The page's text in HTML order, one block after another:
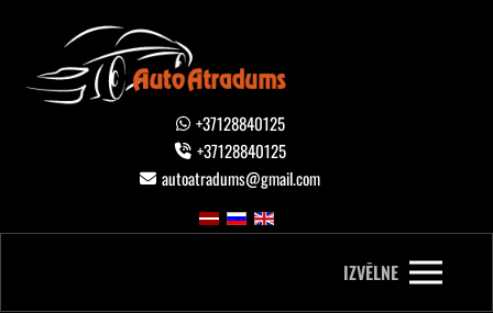
+37128840125
+37128840125
autoatradums@gmail.com
IZVĒLNE